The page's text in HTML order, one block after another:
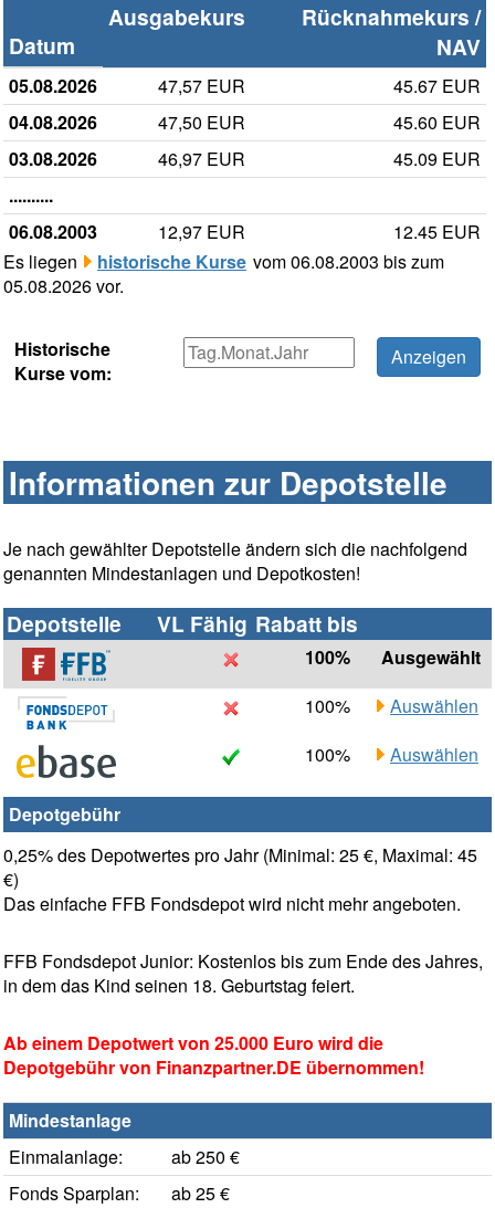
Datum
Ausgabekurs
Rücknahmekurs /
NAV
05.08.2026 47,57 EUR
45.67 EUR
04.08.2026
47,50 EUR
45.60 EUR
03.08.2026
46,97 EUR
45.09 EUR
..........
06.08.2003
12,97 EUR
12.45 EUR
Es liegen
historische Kurse vom 06.08.2003 bis zum
05.08.2026 vor.
Historische
Kurse vom:
Informationen zur Depotstelle
Je nach gewählter Depotstelle ändern sich die nachfolgend
genannten Mindestanlagen und Depotkosten!
Depotstelle VL Fähig Rabatt bis
100%
Ausgewählt
100%
Auswählen
100%
Auswählen
Depotgebühr
0,25% des Depotwertes pro Jahr (Minimal: 25 €, Maximal: 45
€)
Das einfache FFB Fondsdepot wird nicht mehr angeboten.
FFB Fondsdepot Junior: Kostenlos bis zum Ende des Jahres,
in dem das Kind seinen 18. Geburtstag feiert.
Ab einem Depotwert von 25.000 Euro wird die
Depotgebühr von Finanzpartner.DE übernommen!
Mindestanlage
Einmalanlage:
ab 250 €
Fonds Sparplan:
ab 25 €